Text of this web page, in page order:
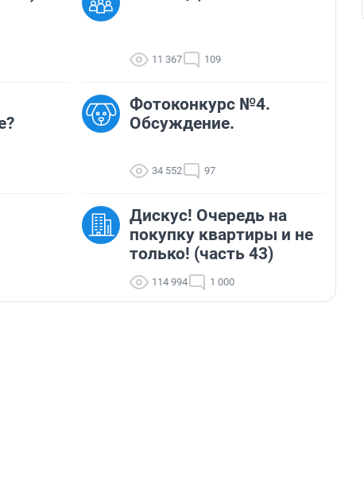
11 367 109
Фотоконкурс №4.
Обсуждение.
34 552 97
Дискус! Очередь на
покупку квартиры и не
только! (часть 43)
114 994 1 000